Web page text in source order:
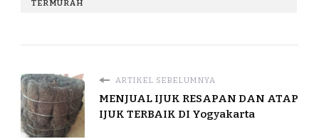
TERMURAH
ARTIKEL SEBELUMNYA
MENJUAL IJUK RESAPAN DAN ATAP
IJUK TERBAIK DI Yogyakarta